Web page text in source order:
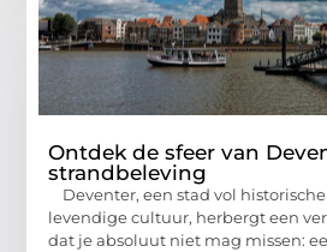
Ontdek de sfeer van
strandbeleving
Deventer, een stad vol
levendige cultuur, herbergt een
dat je absoluut niet mag missen: